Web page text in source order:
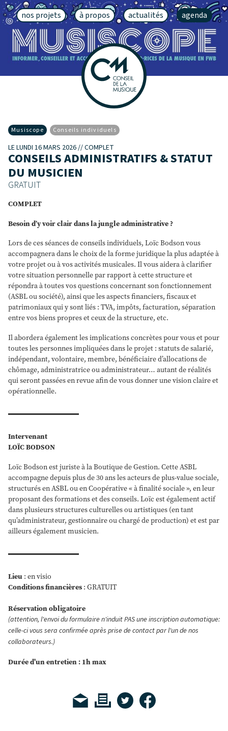
nos projets à propos actualités agenda
Musiscope Conseils individuels
LE LUNDI 16 MARS 2026 // COMPLET
CONSEILS ADMINISTRATIFS & STATUT
DU MUSICIEN
GRATUIT
COMPLET
Besoin d’y voir clair dans la jungle administrative ?
Lors de ces séances de conseils individuels, Loïc Bodson vous
accompagnera dans le choix de la forme juridique la plus adaptée à
votre projet ou à vos activités musicales. Il vous aidera à clarifier
votre situation personnelle par rapport à cette structure et
répondra à toutes vos questions concernant son fonctionnement
(ASBL ou société), ainsi que les aspects financiers, fiscaux et
patrimoniaux qui y sont liés : TVA, impôts, facturation, séparation
entre vos biens propres et ceux de la structure, etc.
Il abordera également les implications concrètes pour vous et pour
toutes les personnes impliquées dans le projet : statuts de salarié,
indépendant, volontaire, membre, bénéficiaire d’allocations de
chômage, administratrice ou administrateur… autant de réalités
qui seront passées en revue afin de vous donner une vision claire et
opérationnelle.
Intervenant
LOÏC BODSON
Loïc Bodson est juriste à la Boutique de Gestion. Cette ASBL
accompagne depuis plus de 30 ans les acteurs de plus-value sociale,
structurés en ASBL ou en Coopérative « à finalité sociale », en leur
proposant des formations et des conseils. Loïc est également actif
dans plusieurs structures culturelles ou artistiques (en tant
qu’administrateur, gestionnaire ou chargé de production) et est par
ailleurs également musicien.
Lieu : en visio
Conditions financières : GRATUIT
Réservation obligatoire
(attention, l'envoi du formulaire n'induit PAS une inscription automatique:
celle-ci vous sera confirmée après prise de contact par l'un de nos
collaborateurs.)
Durée d'un entretien : 1h max